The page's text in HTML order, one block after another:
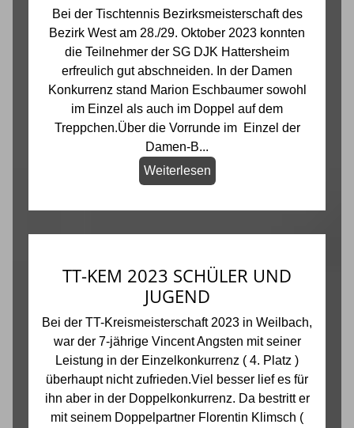
Bei der Tischtennis Bezirksmeisterschaft des
Bezirk West am 28./29. Oktober 2023 konnten
die Teilnehmer der SG DJK Hattersheim
erfreulich gut abschneiden. In der Damen
Konkurrenz stand Marion Eschbaumer sowohl
im Einzel als auch im Doppel auf dem
Treppchen.Über die Vorrunde im Einzel der
Damen-B...
Weiterlesen
TT-KEM 2023 SCHÜLER UND
JUGEND
Bei der TT-Kreismeisterschaft 2023 in Weilbach,
war der 7-jährige Vincent Angsten mit seiner
Leistung in der Einzelkonkurrenz ( 4. Platz )
überhaupt nicht zufrieden.Viel besser lief es für
ihn aber in der Doppelkonkurrenz. Da bestritt er
mit seinem Doppelpartner Florentin Klimsch (